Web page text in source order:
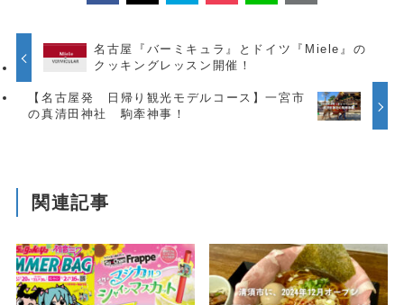
名古屋『バーミキュラ』とドイツ『Miele』の
クッキングレッスン開催！
【名古屋発 日帰り観光モデルコース】一宮市
の真清田神社 駒牽神事！
関連記事